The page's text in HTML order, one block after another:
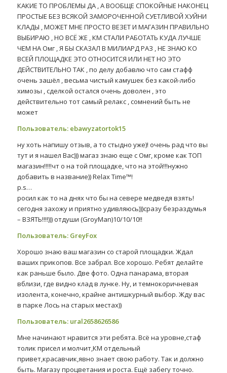
КАКИЕ ТО ПРОБЛЕМЫ ДА , А ВООБЩЕ СПОКОЙНЫЕ НАКОНЕЦ
ПРОСТЫЕ БЕЗ ВСЯКОЙ ЗАМОРОЧЕННОЙ СУЕТЛИВОЙ ХУЙНИ
КЛАДЫ , МОЖЕТ МНЕ ПРОСТО ВЕЗЕТ И МАГАЗИН ПРАВИЛЬНО
ВЫБИРАЮ , НО ВСЁ ЖЕ , КМ СТАЛИ РАБОТАТЬ КУДА ЛУЧШЕ
ЧЕМ НА Омг , Я БЫ СКАЗАЛ В МИЛИАРД РАЗ , НЕ ЗНАЮ КО
ВСЕЙ ПЛОЩАДКЕ ЭТО ОТНОСИТСЯ ИЛИ НЕТ НО ЭТО
ДЕЙСТВИТЕЛЬНО ТАК , по делу добавлю что сам стафф
очень зашёл , весьма чистый камушек без какой-либо
химозы , сделкой остался очень доволен , это
действительно тот самый релакс , сомнений быть не
может
Пользователь: ebawyzatortok15
ну хоть напишу отзыв, а то стыдно уже)! очень рад что вы
тут и я нашел Вас))) магаз знаю еще с Омг, кроме как ТОП
магазин!!!!!чт о на той площадке, что на этой!!!нужно
добавить в название)) Relax Time™!
p.s…
росил как то на днях что бы на севере медведя взять!
сегодня захожу и приятно удивляюсь)))сразу безраздумья
– ВЗЯТЬ!!!!))) отдуши (GroyMan)10/10/10!!
Пользователь: GreyFox
Хорошо знаю ваш магазин со старой площадки. Ждал
ваших прикопов. Все забрал. Все хорошо. Ребят делайте
как раньше было. Две фото. Одна панарама, вторая
вблизи, где видно клад в лунке. Ну, и темнокоричневая
изолента, конечно, крайне антишкурный выбор. Жду вас
в парке Лось на старых местах))
Пользователь: ural2658626586
Мне начинают нравится эти ребята. Всё на уровне,стаф
толик присел и молчит,КМ отдельный
привет,красавчик,явно знает свою работу. Так и должно
быть. Магазу процветания и роста. Ещё забегу точно.